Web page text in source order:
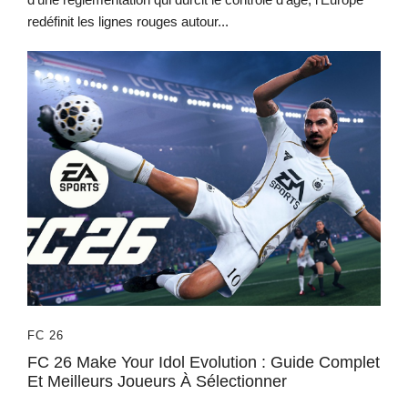
redéfinit les lignes rouges autour...
FC 26
FC 26 Make Your Idol Evolution : Guide Complet
Et Meilleurs Joueurs À Sélectionner